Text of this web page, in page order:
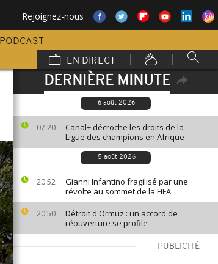
Rejoignez-nous
PODCAST
EN DIRECT
DERNIÈRE MINUTE
6 août 2026
07:20
Canal+ décroche les droits de la
Ligue des champions en Afrique
5 août 2026
20:52
Gianni Infantino fragilisé par une
révolte au sommet de la FIFA
20:50
Détroit d'Ormuz : un accord de
réouverture se profile
PUBLICITÉ